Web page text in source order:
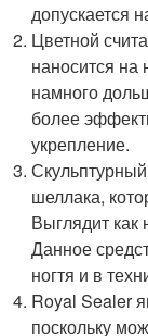
допускается
Цветной
наносится на
намного
более
укрепление.
шеллака,
Выглядит как
Данное
ногтя и в
Royal Sealer
поскольку